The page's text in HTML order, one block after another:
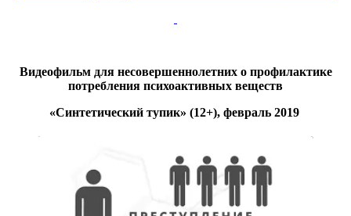
Видеофильм для несовершеннолетних о профилактике
потребления психоактивных веществ
«Синтетический тупик» (12+), февраль 2019